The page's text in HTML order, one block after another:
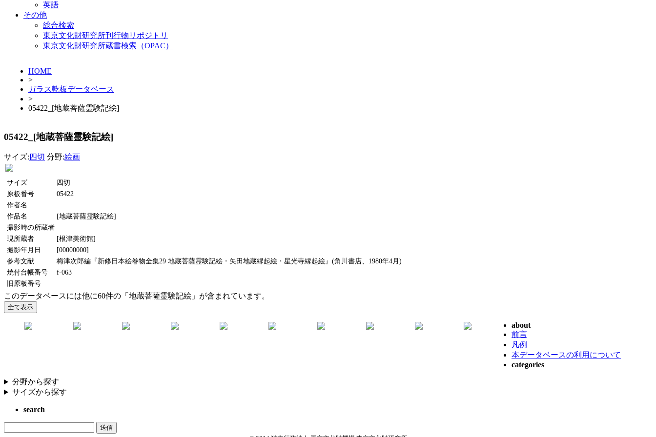
英語
その他
総合検索
東京文化財研究所刊行物リポジトリ
東京文化財研究所蔵書検索（OPAC）
HOME
>
ガラス乾板データベース
>
05422_[地蔵菩薩霊験記絵]
05422_[地蔵菩薩霊験記絵]
サイズ: 四切 分野:絵画
サイズ
四切
原板番号
05422
作者名
作品名
[地蔵菩薩霊験記絵]
撮影時の所蔵者
現所蔵者
[根津美術館]
撮影年月日
[00000000]
参考文献
梅津次郎編『新修日本絵巻物全集29 地蔵菩薩霊験記絵・矢田地蔵縁起絵・星光寺縁起絵』(角川書店、1980年4月)
焼付台帳番号
f-063
旧原板番号
このデータベースには他に60件の「地蔵菩薩霊験記絵」が含まれています。
about
前言
凡例
本データベースの利用について
categories
分野から探す
サイズから探す
search